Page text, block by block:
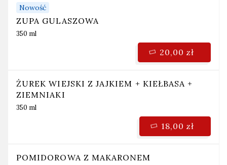
Nowość
ZUPA GULASZOWA
350 ml
ŻUREK WIEJSKI Z JAJKIEM + KIEŁBASA +
ZIEMNIAKI
350 ml
POMIDOROWA Z MAKARONEM